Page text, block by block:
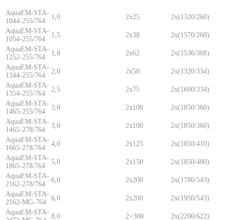
AquaEM-STA-
1044-255/764
1,0 2х25
2х(1320/260)
AquaEM-STA-
1054-255/764
1,5 2х38
2х(1570/260)
AquaEM-STA-
1252-255/764
1,8 2х62
2х(1536/308)
AquaEM-STA-
1344-255/764
2,0 2х50
2х(1320/334)
AquaEM-STA-
1354-255/764
2,5 2х75
2х(1600/334)
AquaEM-STA-
1465-255/764
3,0 2х100
2х(1850/360)
AquaEM-STA-
1465-278/764
3,0 2х100
2х(1850/360)
AquaEM-STA-
1665-278/764
4,0 2х125
2х(1850/410)
AquaEM-STA-
1865-278/764
5,0 2х150
2х(1850/480)
AquaEM-STA-
2162-278/764
6,0 2х200
2х(1780/543)
AquaEM-STA-
2162-MG-764
6,0 2х200
2х(1950/543)
AquaEM-STA-
8,0 2×300 2x(2200/622)